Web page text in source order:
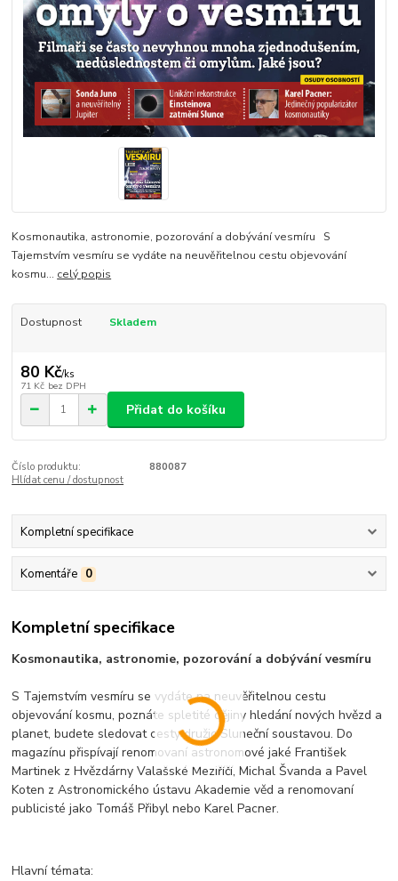
Kosmonautika, astronomie, pozorování a dobývání vesmíru S
Tajemstvím vesmíru se vydáte na neuvěřitelnou cestu objevování
kosmu... celý popis
Dostupnost Skladem
80 Kč/ks
71 Kč bez DPH
Přidat do košíku
Číslo produktu:
880087
Hlídat cenu / dostupnost
Kompletní specifikace
Komentáře 0
Kompletní specifikace
Kosmonautika, astronomie, pozorování a dobývání vesmíru
S Tajemstvím vesmíru se vydáte na neuvěřitelnou cestu
objevování kosmu, poznáte spletité dějiny hledání nových hvězd a
planet, budete sledovat cesty družic Sluneční soustavou. Do
magazínu přispívají renomovaní astronomové jaké František
Martinek z Hvězdárny Valašské Meziříčí, Michal Švanda a Pavel
Koten z Astronomického ústavu Akademie věd a renomovaní
publicisté jako Tomáš Přibyl nebo Karel Pacner.
Hlavní témata: